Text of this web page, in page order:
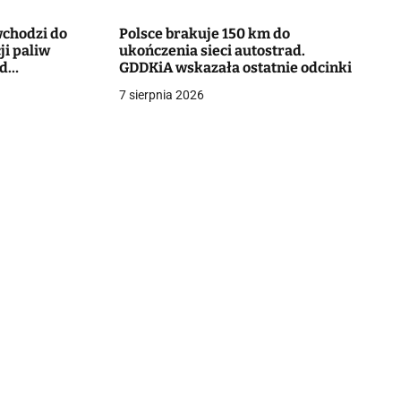
do
paliw
Polsce brakuje 150 km do
ukończenia sieci autostrad.
GDDKiA wskazała ostatnie odcinki
7 sierpnia 2026